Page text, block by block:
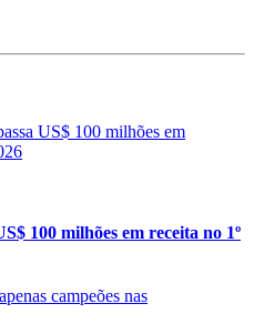
100 milhões em receita no 1º